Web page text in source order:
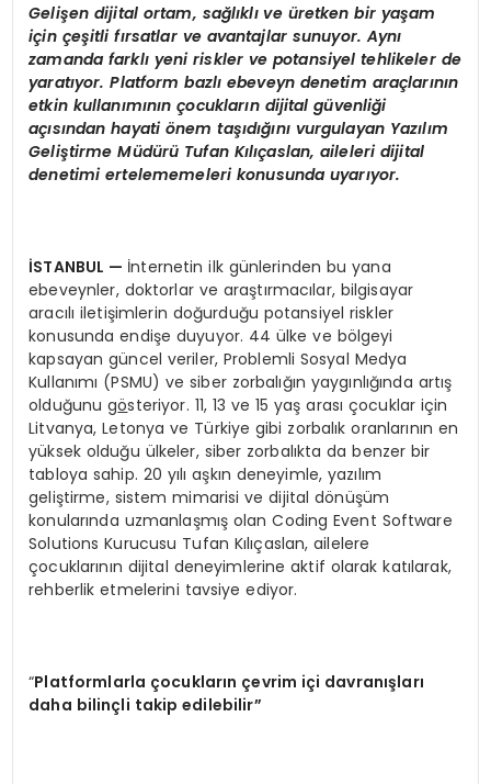
Gelişen dijital ortam, sağlıklıve üretken bir yaşam
için çeşitli fırsatlar ve avantajlar sunuyor. Aynı
zamanda farklı yeni riskler ve potansiyel tehlikeler de
yaratıyor. Platform bazlı ebeveyn denetim araçlarının
etkin kullanımının çocukların dijital güvenliği
açısından hayati önem taşıdığını vurgulayan Yazılım
Geliştirme Müdürü Tufan Kılıçaslan, aileleri dijital
denetimi ertelememeleri konusunda uyarıyor.
İSTANBUL — İnternetin ilk günlerinden bu yana
ebeveynler, doktorlar ve araştırmacılar, bilgisayar
aracılı iletişimlerin doğurduğu potansiyel riskler
konusunda endişe duyuyor. 44 ülke ve bölgeyi
kapsayan güncel veriler, Problemli Sosyal Medya
Kullanımı (PSMU) ve siber zorbalığın yaygınlığında artış
olduğunu gösteriyor. 11, 13 ve 15 yaş arası çocuklar için
Litvanya, Letonya ve Türkiye gibi zorbalık oranlarının en
yüksek olduğu ülkeler, siber zorbalıkta da benzer bir
tabloya sahip. 20 yılı aşkın deneyimle, yazılım
geliştirme, sistem mimarisi ve dijital dönüşüm
konularında uzmanlaşmış olan Coding Event Software
Solutions Kurucusu Tufan Kılıçaslan, ailelere
çocuklarının dijital deneyimlerine aktif olarak katılarak,
rehberlik etmelerini tavsiye ediyor.
“Platformlarla çocukların çevrim içi davranışları
daha bilinçli takip edilebilir”